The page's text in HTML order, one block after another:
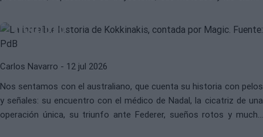
hombro"
Carlos Navarro - 12 jul 2026
Nos sentamos con el australiano, que cuenta su historia con pelos
y señales: su encuentro con el médico de Nadal, la cicatriz de una
operación única, su triunfo ante Federer, sueños rotos y mucho
MAX ALCALÁ GURRI